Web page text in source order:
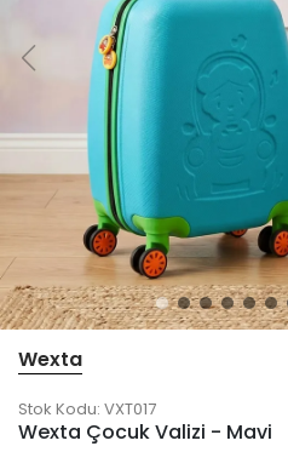
Wexta
Stok Kodu: VXT017
Wexta Çocuk Valizi - Mavi